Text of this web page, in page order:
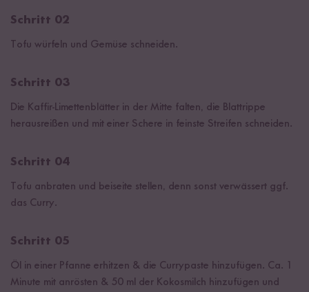
Schritt 02
Tofu würfeln und Gemüse schneiden.
Schritt 03
Die Kaffir-Limettenblätter in der Mitte falten, die Blattrippe
herausreißen und mit einer Schere in feinste Streifen schneiden.
Schritt 04
Tofu anbraten und beiseite stellen, denn sonst verwässert ggf.
das Curry.
Schritt 05
Öl in einer Pfanne erhitzen & die Currypaste hinzufügen. Ca. 1
Minute mit anrösten & 50 ml der Kokosmilch hinzufügen und